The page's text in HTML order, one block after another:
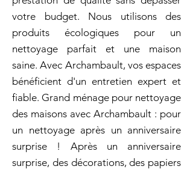
votre budget. Nous utilisons des
produits écologiques pour un
nettoyage parfait et une maison
saine. Avec Archambault, vos espaces
bénéficient d'un entretien expert et
fiable. Grand ménage pour nettoyage
des maisons avec Archambault : pour
un nettoyage après un anniversaire
surprise ! Après un anniversaire
surprise, des décorations, des papiers